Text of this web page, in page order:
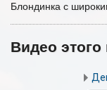
Блондинка с
Видео этого